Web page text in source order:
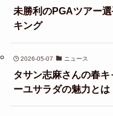
未勝利のPGAツアー
キング
2026-05-07 ニュース
タサン志麻さんの春
ーユサラダの魅力とは